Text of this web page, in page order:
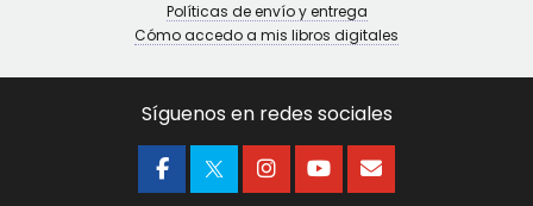
Políticas de envío y entrega
Cómo accedo a mis libros digitales
Síguenos en redes sociales